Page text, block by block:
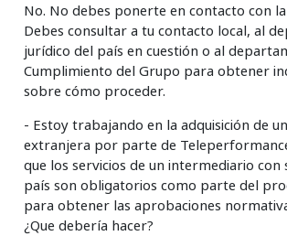
No. No debes ponerte en contacto con
Debes consultar a tu contacto local, al
jurídico del país en cuestión o al
Cumplimiento del Grupo para obtener
sobre cómo proceder.
- Estoy trabajando en la adquisición de
extranjera por parte de
que los servicios de un intermediario con
país son obligatorios como parte del
para obtener las aprobaciones
¿Que debería hacer?